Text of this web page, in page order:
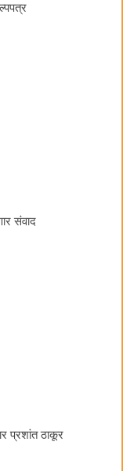
संवाद
प्रशांत ठाकूर